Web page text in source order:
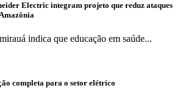
Electric integram projeto que reduz ataques
indica que educação em saúde...
completa para o setor elétrico